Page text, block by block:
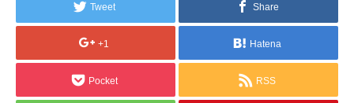
Tweet Share
+1 Hatena
Pocket RSS